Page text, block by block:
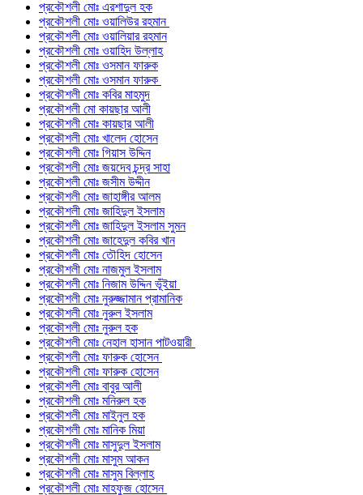
প্রকৌশলী মোঃ এরশাদুল হক
প্রকৌশলী মোঃ ওয়ালিউর রহমান
প্রকৌশলী মোঃ ওয়ালিয়ার রহমান
প্রকৌশলী মোঃ ওয়াহিদ উল্লাহ
প্রকৌশলী মোঃ ওসমান ফারুক
প্রকৌশলী মোঃ ওসমান ফারুক
প্রকৌশলী মোঃ কবির মাহমুদ
প্রকৌশলী মো কায়ছার আলী
প্রকৌশলী মোঃ কায়ছার আলী
প্রকৌশলী মোঃ খালেদ হোসেন
প্রকৌশলী মোঃ গিয়াস উদ্দিন
প্রকৌশলী মোঃ জয়দেব চন্দ্র সাহা
প্রকৌশলী মোঃ জসীম উদ্দীন
প্রকৌশলী মোঃ জাহাঙ্গীর আলম
প্রকৌশলী মোঃ জাহিদুল ইসলাম
প্রকৌশলী মোঃ জাহিদুল ইসলাম সুমন
প্রকৌশলী মোঃ জাহেদুল কবির খান
প্রকৌশলী মোঃ তৌহিদ হোসেন
প্রকৌশলী মোঃ নাজমুল ইসলাম
প্রকৌশলী মোঃ নিজাম উদ্দিন ভূঁইয়া
প্রকৌশলী মোঃ নুরুজ্জামান প্রামানিক
প্রকৌশলী মোঃ নুরুল ইসলাম
প্রকৌশলী মোঃ নুরুল হক
প্রকৌশলী মোঃ নেহাল হাসান পাটওয়ারী
প্রকৌশলী মোঃ ফারুক হোসেন
প্রকৌশলী মোঃ ফারুক হোসেন
প্রকৌশলী মোঃ বাবুর আলী
প্রকৌশলী মোঃ মনিরুল হক
প্রকৌশলী মোঃ মাইনুল হক
প্রকৌশলী মোঃ মানিক মিয়া
প্রকৌশলী মোঃ মাসুদুল ইসলাম
প্রকৌশলী মোঃ মাসুম আকন
প্রকৌশলী মোঃ মাসুম বিল্লাহ
প্রকৌশলী মোঃ মাহফুজ হোসেন